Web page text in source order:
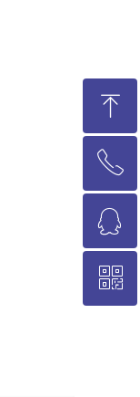
ꁸ
回到顶部
ꂅ
0512-68386736
ꁗ
QQ客服
ꀥ